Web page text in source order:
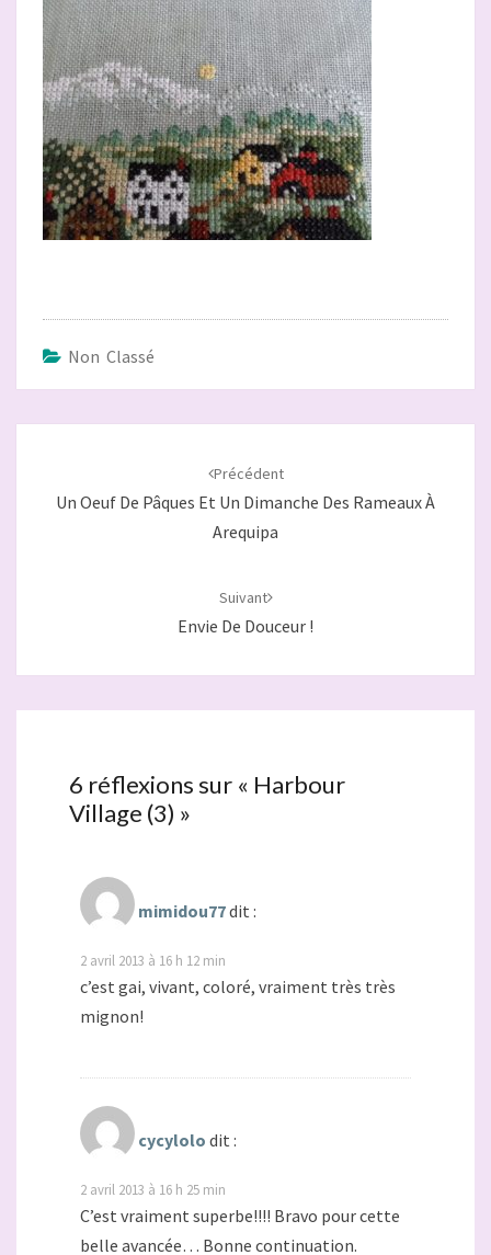
Non Classé
Précédent
Un Oeuf De Pâques Et Un Dimanche Des Rameaux À
Arequipa
Suivant
Envie De Douceur !
6 réflexions sur « Harbour
Village (3) »
mimidou77dit :
2 avril 2013 à 16 h 12 min
c’est gai, vivant, coloré, vraiment très très
mignon!
cycylolo dit :
2 avril 2013 à 16 h 25 min
C’est vraiment superbe!!!! Bravo pour cette
belle avancée… Bonne continuation.